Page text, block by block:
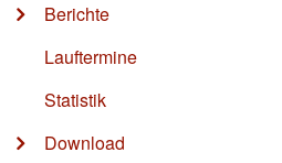
Berichte
Lauftermine
Statistik
Download